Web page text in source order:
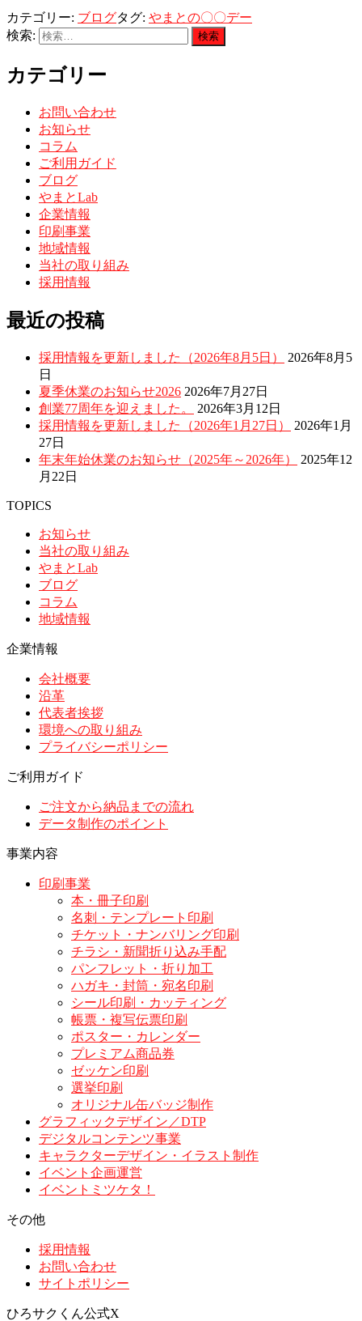
カテゴリー: ブログタグ: やまとの〇〇デー
検索:
カテゴリー
お問い合わせ
お知らせ
コラム
ご利用ガイド
ブログ
やまとLab
企業情報
印刷事業
地域情報
当社の取り組み
採用情報
最近の投稿
採用情報を更新しました（2026年8月5日）
2026年8月5
日
夏季休業のお知らせ2026 2026年7月27日
創業77周年を迎えました。
2026年3月12日
採用情報を更新しました（2026年1月27日）
2026年1月
27日
年末年始休業のお知らせ（2025年～2026年）
2025年12
月22日
TOPICS
お知らせ
当社の取り組み
やまとLab
ブログ
コラム
地域情報
企業情報
会社概要
沿革
代表者挨拶
環境への取り組み
プライバシーポリシー
ご利用ガイド
ご注文から納品までの流れ
データ制作のポイント
事業内容
印刷事業
本・冊子印刷
名刺・テンプレート印刷
チケット・ナンバリング印刷
チラシ・新聞折り込み手配
パンフレット・折り加工
ハガキ・封筒・宛名印刷
シール印刷・カッティング
帳票・複写伝票印刷
ポスター・カレンダー
プレミアム商品券
ゼッケン印刷
選挙印刷
オリジナル缶バッジ制作
グラフィックデザイン／DTP
デジタルコンテンツ事業
キャラクターデザイン・イラスト制作
イベント企画運営
イベントミツケタ！
その他
採用情報
お問い合わせ
サイトポリシー
ひろサクくん公式X